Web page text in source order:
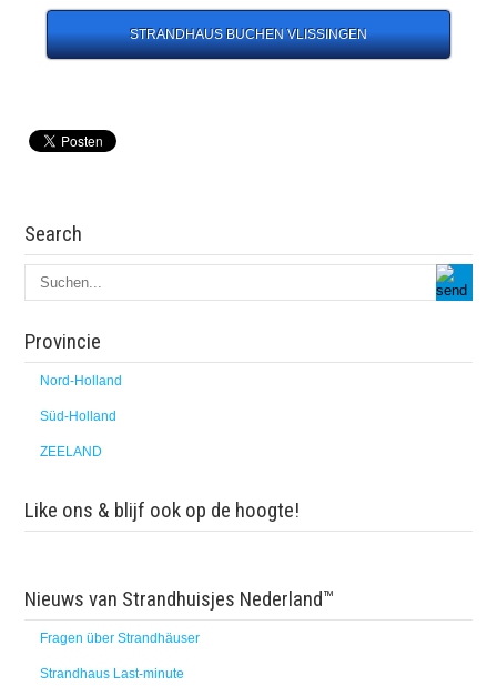
STRANDHAUS BUCHEN VLISSINGEN
Search
Provincie
Nord-Holland
Süd-Holland
ZEELAND
Like ons & blijf ook op de hoogte!
Nieuws van Strandhuisjes Nederland™
Fragen über Strandhäuser
Strandhaus Last-minute